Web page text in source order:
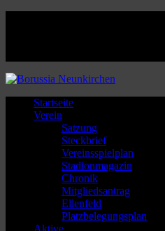
Startseite
Verein
Satzung
Steckbrief
Vereinsspielplan
Stadionmagazin
Chronik
Mitgliedsantrag
Ellenfeld
Platzbelegungsplan
Aktive